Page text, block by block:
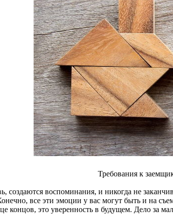
Требования к
создаются воспоминания, и никогда не
все эти эмоции у вас могут быть и на
концов, это уверенность в будущем. Дело за